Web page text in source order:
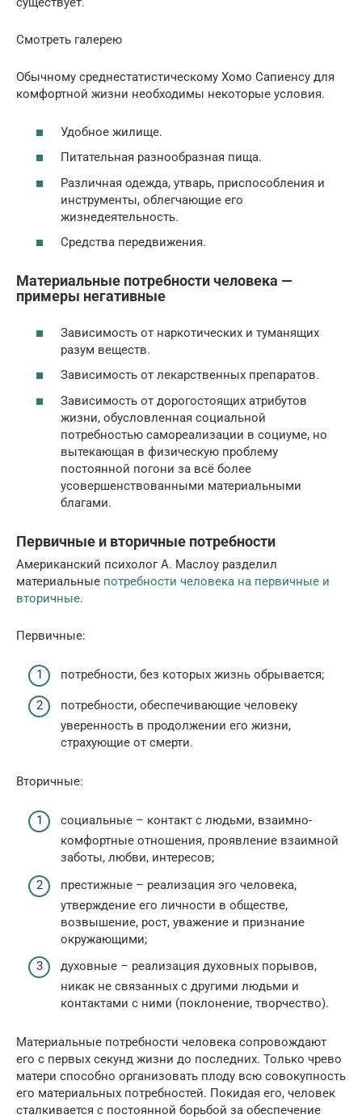
Смотреть галерею
Обычному среднестатистическому Хомо Сапиенсу для
комфортной жизни необходимы некоторые условия.
Удобное жилище.
Питательная разнообразная пища.
Различная одежда, утварь, приспособления и
инструменты, облегчающие его
жизнедеятельность.
Средства передвижения.
Материальные потребности человека —
примеры негативные
Зависимость от наркотических и туманящих
разум веществ.
Зависимость от лекарственных препаратов.
Зависимость от дорогостоящих атрибутов
жизни, обусловленная социальной
потребностью самореализации в социуме, но
вытекающая в физическую проблему
постоянной погони за всё более
усовершенствованными материальными
благами.
Первичные и вторичные потребности
Американский психолог А. Маслоу разделил
материальные потребности человека на первичные и
вторичные.
Первичные:
потребности, без которых жизнь обрывается;
потребности, обеспечивающие человеку
уверенность в продолжении его жизни,
страхующие от смерти.
Вторичные:
социальные – контакт с людьми, взаимно-
комфортные отношения, проявление взаимной
заботы, любви, интересов;
престижные – реализация эго человека,
утверждение его личности в обществе,
возвышение, рост, уважение и признание
окружающими;
духовные – реализация духовных порывов,
никак не связанных с другими людьми и
контактами с ними (поклонение, творчество).
Материальные потребности человека сопровождают
его с первых секунд жизни до последних. Только чрево
матери способно организовать плоду всю совокупность
его материальных потребностей. Покидая его, человек
сталкивается с постоянной борьбой за обеспечение